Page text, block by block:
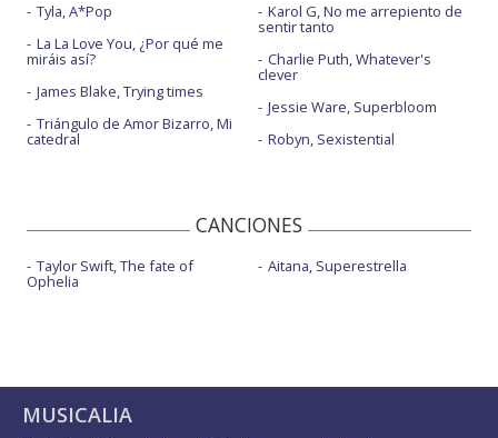
Tyla, A*Pop
La La Love You, ¿Por qué me
miráis así?
James Blake, Trying times
Triángulo de Amor Bizarro, Mi
catedral
Karol G, No me arrepiento de
sentir tanto
Charlie Puth, Whatever's
clever
Jessie Ware, Superbloom
Robyn, Sexistential
CANCIONES
Taylor Swift, The fate of
Ophelia
Aitana, Superestrella
MUSICALIA